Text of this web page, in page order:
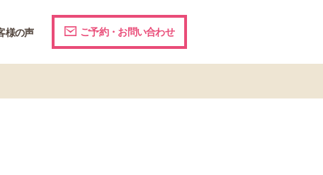
様の声 ご予約・お問い合わせ